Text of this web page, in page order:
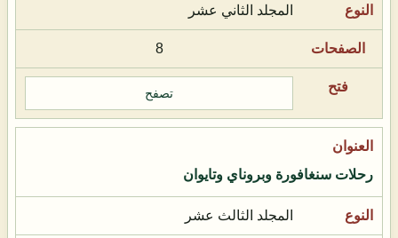
المجلد الثاني عشر
8
تصفح
رحلات سنغافورة وبروناي وتايوان
المجلد الثالث عشر